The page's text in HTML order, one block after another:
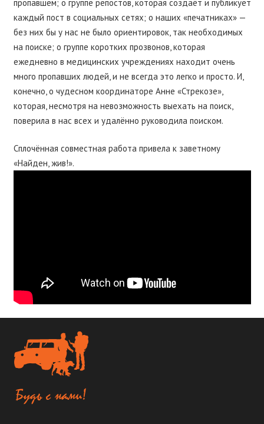
пропавшем; о группе репостов, которая создаёт и публикует
каждый пост в социальных сетях; о наших «печатниках» —
без них бы у нас не было ориентировок, так необходимых
на поиске; о группе коротких прозвонов, которая
ежедневно в медицинских учреждениях находит очень
много пропавших людей, и не всегда это легко и просто. И,
конечно, о чудесном координаторе Анне «Стрекозе»,
которая, несмотря на невозможность выехать на поиск,
поверила в нас всех и удалённо руководила поиском.
Сплочённая совместная работа привела к заветному
«Найден, жив!».